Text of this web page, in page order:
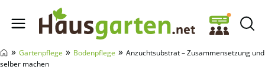
Hausgarten.net
» Gartenpflege » Bodenpflege » Anzuchtsubstrat – Zusammensetzung und
selber machen